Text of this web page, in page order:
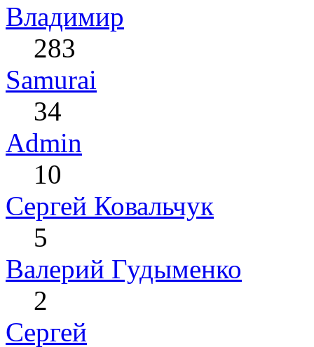
Влaдимир
283
Samurai
34
Admin
10
Сергей Ковальчук
5
Валерий Гудыменко
2
Сергей